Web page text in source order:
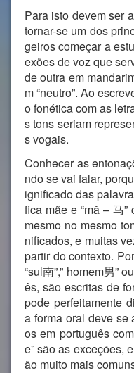
Para isto devem ser
tornar-se um dos
geiros começar a
exões de voz que
de outra em
m “neutro”. Ao
o fonética com as
s tons seriam
s vogais.
Conhecer as
ndo se vai falar,
ignificado das
fica mãe e “mǎ – 马
mesmo no mesmo
nificados, e muitas
partir do contexto.
“sul南”,” homem男”
ês, são escritas de
pode perfeitamente
a forma oral deve se
os em português
e” são as exceções,
ão muito mais